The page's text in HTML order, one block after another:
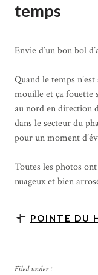
temps
Envie d’un bon bol
Quand le temps
mouille et ça fouette
au nord en direction
dans le secteur du
pour un moment
Toutes les photos
nuageux et bien
POINTE DU
Filed under :